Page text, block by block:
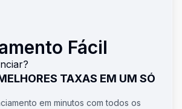
Fácil
TAXAS EM UM SÓ
em minutos com todos os